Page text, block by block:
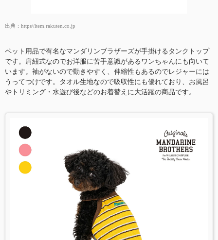
出典： https//item.rakuten.co.jp
ペット用品で有名なマンダリンブラザーズが手掛けるタンクトップ
です。肩紐式なのでお洋服に苦手意識があるワンちゃんにも向いて
います。袖がないので動きやすく、伸縮性もあるのでレジャーには
うってつけです。タオル生地なので吸収性にも優れており、お風呂
やトリミング・水遊び後などのお着替えに大活躍の商品です。